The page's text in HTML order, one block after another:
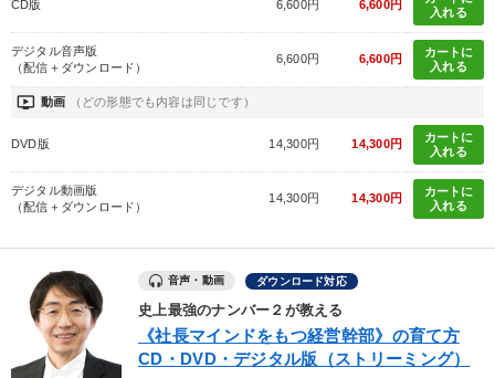
ondemand_video 経営音声・動画を探す refresh 更新する
全国経営者セミナー収録物以外の経営教材（全762タイトル）からお探
しいただけます
カテゴリー
社員が自律的に動き出す組織づくり
経営者のための《音声・動画で学ぶ》講演シリーズ 資産戦略
最新刊・戦略参謀ChatGPT実戦法と中小企業のDXと講話ご案内
組織と人を動かすマネジメント力を磨く 【6月】音声・映像
CD版 6,600円 6,600円
入れる
デジタル音声版
（配信＋ダウンロード）
6,600円 6,600円
カートに
入れる
ondemand_video 動画 （どの形態でも内容は同じです）
DVD版 14,300円 14,300円
カートに
入れる
デジタル動画版
（配信＋ダウンロード）
14,300円 14,300円
カートに
入れる
音声・動画 ダウンロード対応
史上最強のナンバー２が教える
《社長マインドをもつ経営幹部》の育て方
CD・DVD・デジタル版（ストリーミング）